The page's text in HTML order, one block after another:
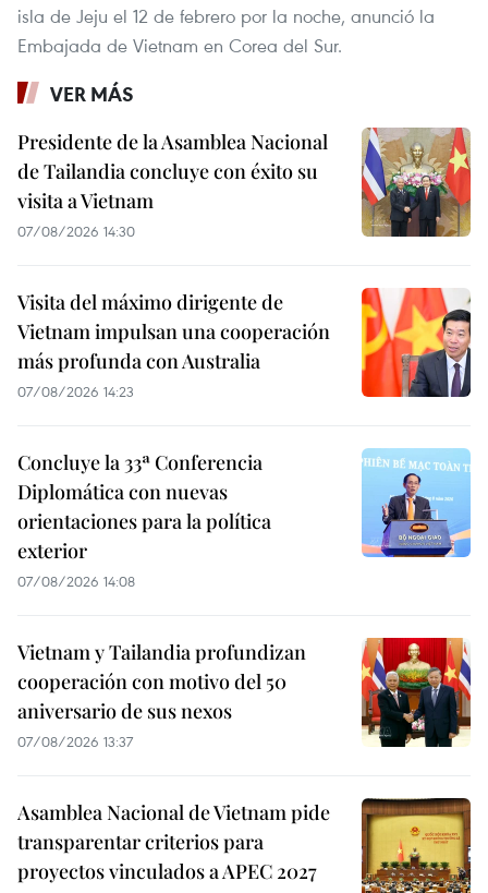
isla de Jeju el 12 de febrero por la noche, anunció la
Embajada de Vietnam en Corea del Sur.
VER MÁS
Presidente de la Asamblea Nacional
de Tailandia concluye con éxito su
visita a Vietnam
07/08/2026 14:30
Visita del máximo dirigente de
Vietnam impulsan una cooperación
más profunda con Australia
07/08/2026 14:23
Concluye la 33ª Conferencia
Diplomática con nuevas
orientaciones para la política
exterior
07/08/2026 14:08
Vietnam y Tailandia profundizan
cooperación con motivo del 50
aniversario de sus nexos
07/08/2026 13:37
Asamblea Nacional de Vietnam pide
transparentar criterios para
proyectos vinculados a APEC 2027